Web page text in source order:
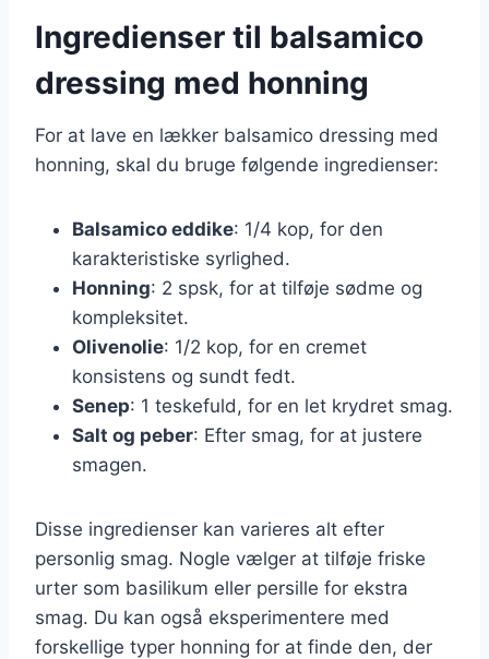
Ingredienser til balsamico
dressing med honning
For at lave en lækker balsamico dressing med
honning, skal du bruge følgende ingredienser:
Balsamico eddike: 1/4 kop, for den
karakteristiske syrlighed.
Honning: 2 spsk, for at tilføje sødme og
kompleksitet.
Olivenolie: 1/2 kop, for en cremet
konsistens og sundt fedt.
Senep: 1 teskefuld, for en let krydret smag.
Salt og peber: Efter smag, for at justere
smagen.
Disse ingredienser kan varieres alt efter
personlig smag. Nogle vælger at tilføje friske
urter som basilikum eller persille for ekstra
smag. Du kan også eksperimentere med
forskellige typer honning for at finde den, der